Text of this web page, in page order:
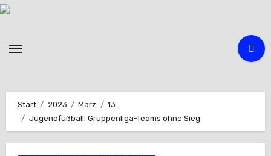
Zum
Start 2023 März
13.
Jugendfußball: Gruppenliga-Teams ohne Sieg